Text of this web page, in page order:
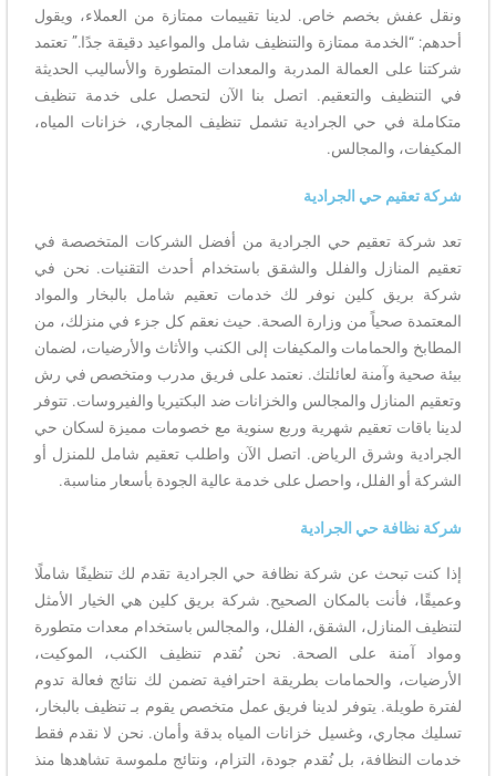
ونقل عفش بخصم خاص. لدينا تقييمات ممتازة من العملاء، ويقول
أحدهم: “الخدمة ممتازة والتنظيف شامل والمواعيد دقيقة جدًا.” تعتمد
شركتنا على العمالة المدربة والمعدات المتطورة والأساليب الحديثة
في التنظيف والتعقيم. اتصل بنا الآن لتحصل على خدمة تنظيف
متكاملة في حي الجرادية تشمل تنظيف المجاري، خزانات المياه،
المكيفات، والمجالس.
شركة تعقيم حي الجرادية
تعد شركة تعقيم حي الجرادية من أفضل الشركات المتخصصة في
تعقيم المنازل والفلل والشقق باستخدام أحدث التقنيات. نحن في
شركة بريق كلين نوفر لك خدمات تعقيم شامل بالبخار والمواد
المعتمدة صحياً من وزارة الصحة. حيث نعقم كل جزء في منزلك، من
المطابخ والحمامات والمكيفات إلى الكنب والأثاث والأرضيات، لضمان
بيئة صحية وآمنة لعائلتك. نعتمد على فريق مدرب ومتخصص في رش
وتعقيم المنازل والمجالس والخزانات ضد البكتيريا والفيروسات. تتوفر
لدينا باقات تعقيم شهرية وربع سنوية مع خصومات مميزة لسكان حي
الجرادية وشرق الرياض. اتصل الآن واطلب تعقيم شامل للمنزل أو
الشركة أو الفلل، واحصل على خدمة عالية الجودة بأسعار مناسبة.
شركة نظافة حي الجرادية
إذا كنت تبحث عن شركة نظافة حي الجرادية تقدم لك تنظيفًا شاملًا
وعميقًا، فأنت بالمكان الصحيح. شركة بريق كلين هي الخيار الأمثل
لتنظيف المنازل، الشقق، الفلل، والمجالس باستخدام معدات متطورة
ومواد آمنة على الصحة. نحن نُقدم تنظيف الكنب، الموكيت،
الأرضيات، والحمامات بطريقة احترافية تضمن لك نتائج فعالة تدوم
لفترة طويلة. يتوفر لدينا فريق عمل متخصص يقوم بـ تنظيف بالبخار،
تسليك مجاري، وغسيل خزانات المياه بدقة وأمان. نحن لا نقدم فقط
خدمات النظافة، بل نُقدم جودة، التزام، ونتائج ملموسة تشاهدها منذ